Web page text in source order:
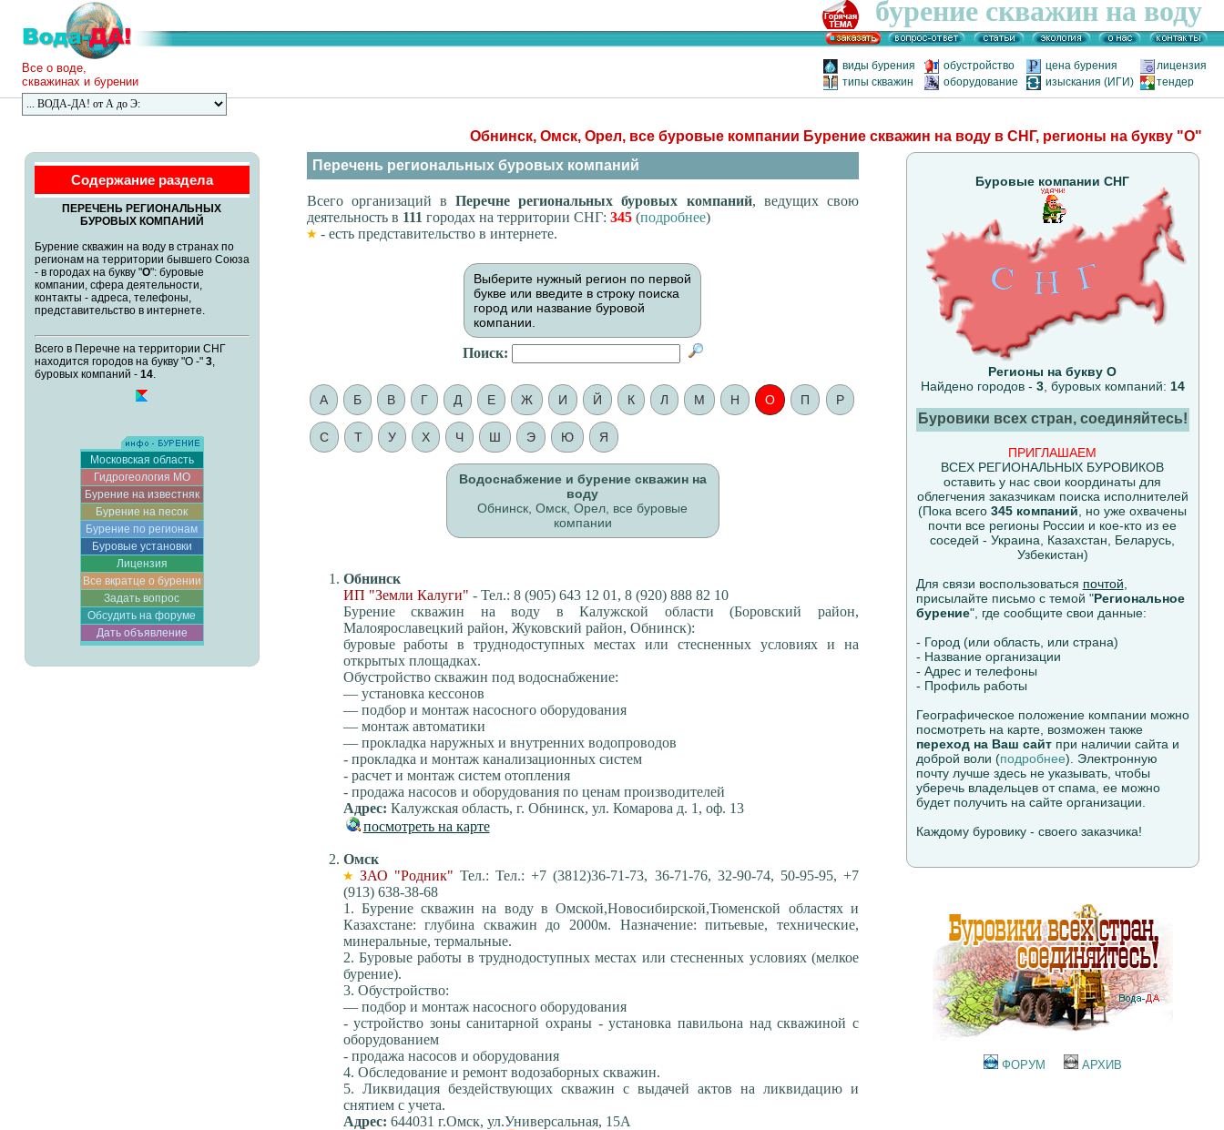
бурение скважин на воду
виды бурения обустройство цена бурения
лицензия
типы скважин
оборудование изыскания (ИГИ) тендер
Все о воде,
скважинах и бурении
Обнинск, Омск, Орел, все буровые компании Бурение скважин на воду в СНГ, регионы на букву "О"
Содержание раздела
ПЕРЕЧЕНЬ РЕГИОНАЛЬНЫХ
БУРОВЫХ КОМПАНИЙ
Бурение скважин на воду в странах по
регионам на территории бывшего Союза
- в городах на букву "О": буровые
компании, сфера деятельности,
контакты - адреса, телефоны,
представительство в интернете.
Всего в Перечне на территории СНГ
находится городов на букву "О -" 3,
буровых компаний - 14.
Московская область
Гидрогеология МО
Бурение на известняк
Бурение на песок
Бурение по регионам
Буровые установки
Лицензия
Все вкратце о бурении
Задать вопрос
Обсудить на форуме
Дать объявление
Перечень региональных буровых компаний
Всего организаций вПеречне региональных буровых компаний, ведущих свою
деятельность в 111городах на территории СНГ: 345(подробнее)
- есть представительство в интернете.
Выберите нужный регион по первой
букве или введите в строку поиска
город или название буровой
компании.
Поиск:
А Б В Г Д Е Ж И Й К Л М Н О П Р
С Т У Х Ч Ш Э Ю Я
Водоснабжение и бурение скважин на
воду
Обнинск, Омск, Орел, все буровые
компании
Обнинск
ИП "Земли Калуги" - Тел.: 8 (905) 643 12 01, 8 (920) 888 82 10
Бурение скважин на воду в Калужской области (Боровский район,
Малоярославецкий район, Жуковский район, Обнинск):
буровые работы в труднодоступных местах или стесненных условиях и на
открытых площадках.
Обустройство скважин под водоснабжение:
— установка кессонов
— подбор и монтаж насосного оборудования
— монтаж автоматики
— прокладка наружных и внутренних водопроводов
- прокладка и монтаж канализационных систем
- расчет и монтаж систем отопления
- продажа насосов и оборудования по ценам производителей
Адрес: Калужская область, г. Обнинск, ул. Комарова д. 1, оф. 13
посмотреть на карте
Омск
ЗАО "Родник" Тел.: Тел.: +7 (3812)36-71-73, 36-71-76, 32-90-74, 50-95-95, +7
(913) 638-38-68
1. Бурение скважин на воду в Омской,Новосибирской,Тюменской областях и
Казахстане: глубина скважин до 2000м. Назначение: питьевые, технические,
минеральные, термальные.
2. Буровые работы в труднодоступных местах или стесненных условиях (мелкое
бурение).
3. Обустройство:
— подбор и монтаж насосного оборудования
- устройство зоны санитарной охраны - установка павильона над скважиной с
оборудованием
- продажа насосов и оборудования
4. Обследование и ремонт водозаборных скважин.
5. Ликвидация бездействующих скважин с выдачей актов на ликвидацию и
снятием с учета.
Адрес: 644031 г.Омск, ул.Универсальная, 15А
Буровые компании СНГ
Регионы на букву О
Найдено городов - 3, буровых компаний: 14
Буровики всех стран, соединяйтесь!
ПРИГЛАШАЕМ
ВСЕХ РЕГИОНАЛЬНЫХ БУРОВИКОВ
оставить у нас свои координаты для
облегчения заказчикам поиска исполнителей
(Пока всего345 компаний, но уже охвачены
почти все регионы России и кое-кто из ее
соседей - Украина, Казахстан, Беларусь,
Узбекистан)
Для связи воспользоваться почтой,
присылайте письмо с темой "Региональное
бурение", где сообщите свои данные:
- Город (или область, или страна)
- Название организации
- Адрес и телефоны
- Профиль работы
Географическое положение компании можно
посмотреть на карте, возможен также
переход на Ваш сайтпри наличии сайта и
доброй воли (подробнее). Электронную
почту лучше здесь не указывать, чтобы
уберечь владельцев от спама, ее можно
будет получить на сайте организации.
Каждому буровику - своего заказчика!
ФОРУМ АРХИВ